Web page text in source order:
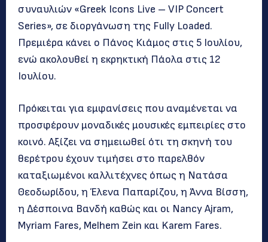
συναυλιών «Greek Icons Live – VIP Concert
Series», σε διοργάνωση της Fully Loaded.
Πρεμιέρα κάνει ο Πάνος Κιάμος στις 5 Ιουλίου,
ενώ ακολουθεί η εκρηκτική Πάολα στις 12
Ιουλίου.
Πρόκειται για εμφανίσεις που αναμένεται να
προσφέρουν μοναδικές μουσικές εμπειρίες στο
κοινό. Αξίζει να σημειωθεί ότι τη σκηνή του
θερέτρου έχουν τιμήσει στο παρελθόν
καταξιωμένοι καλλιτέχνες όπως η Νατάσα
Θεοδωρίδου, η Έλενα Παπαρίζου, η Άννα Βίσση,
η Δέσποινα Βανδή καθώς και οι Nancy Ajram,
Myriam Fares, Melhem Zein και Karem Fares.